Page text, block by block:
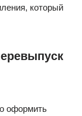
который
оформить